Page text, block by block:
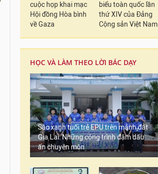
cuộc họp khai mạc
Hội đồng Hòa bình
về Gaza
biểu toàn quốc lần
thứ XIV của Đảng
Cộng sản Việt Nam
HỌC VÀ LÀM THEO LỜI BÁC DẠY
Sắc xanh tuổi trẻ EPU trên mảnh đất
Gia Lai: Những công trình đậm dấu
ấn chuyên môn